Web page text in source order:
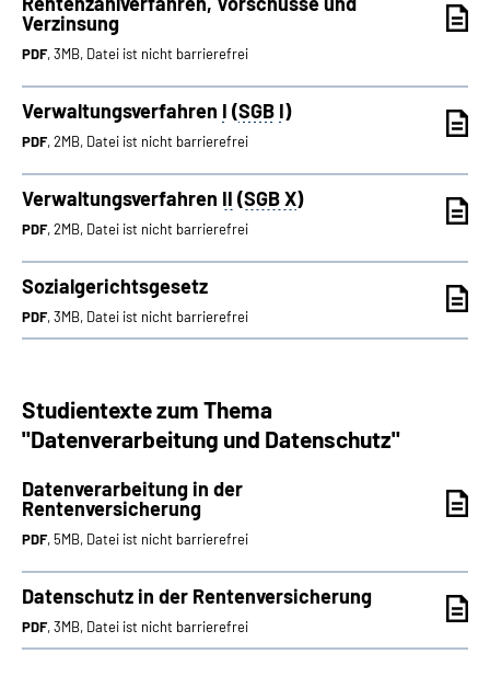
Verzinsung
PDF, 3MB, Datei ist nicht barrierefrei
Verwaltungsverfahren I (SGB I)
PDF, 2MB, Datei ist nicht barrierefrei
Verwaltungsverfahren II (SGB X)
PDF, 2MB, Datei ist nicht barrierefrei
Sozialgerichtsgesetz
PDF, 3MB, Datei ist nicht barrierefrei
Studientexte zum Thema
"Datenverarbeitung und Datenschutz"
Datenverarbeitung in der
Rentenversicherung
PDF, 5MB, Datei ist nicht barrierefrei
Datenschutz in der Rentenversicherung
PDF, 3MB, Datei ist nicht barrierefrei